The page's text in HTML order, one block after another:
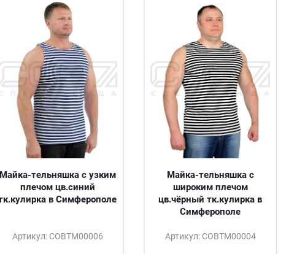
Майка-тельняшка с узким
плечом цв.синий
в Симферополе
Артикул: СОВТМ00006
Майка-тельняшка с
широким плечом
цв.чёрный тк.кулирка в
Симферополе
Артикул: СОВТМ00004